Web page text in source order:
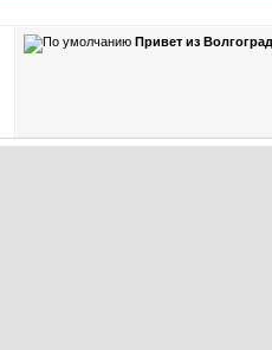
Привет из